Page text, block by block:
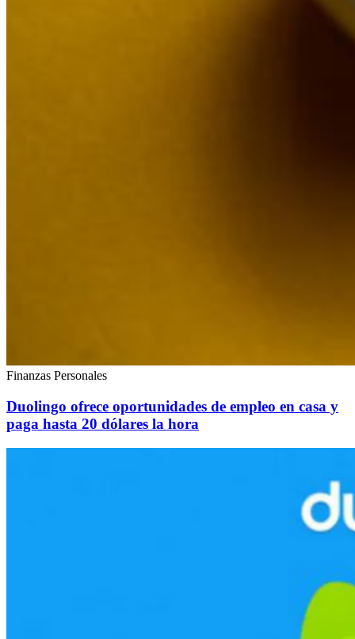
Finanzas Personales
Duolingo ofrece oportunidades de empleo en casa y
paga hasta 20 dólares la hora